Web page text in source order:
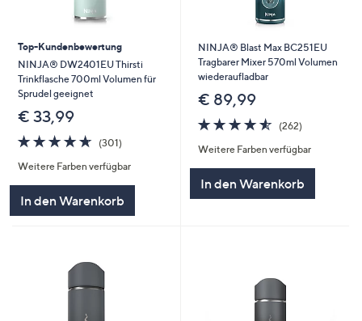
Top-Kundenbewertung
NINJA® DW2401EU Thirsti
Trinkflasche 700ml Volumen für
Sprudel geeignet
€ 33,99
4.6
von
5
(301)301
Weitere Farben verfügbar
In den Warenkorb
NINJA® Blast Max BC251EU
Tragbarer Mixer 570ml Volumen
wiederaufladbar
€ 89,99
4.5
von
5
(262)262
Weitere Farben verfügbar
In den Warenkorb